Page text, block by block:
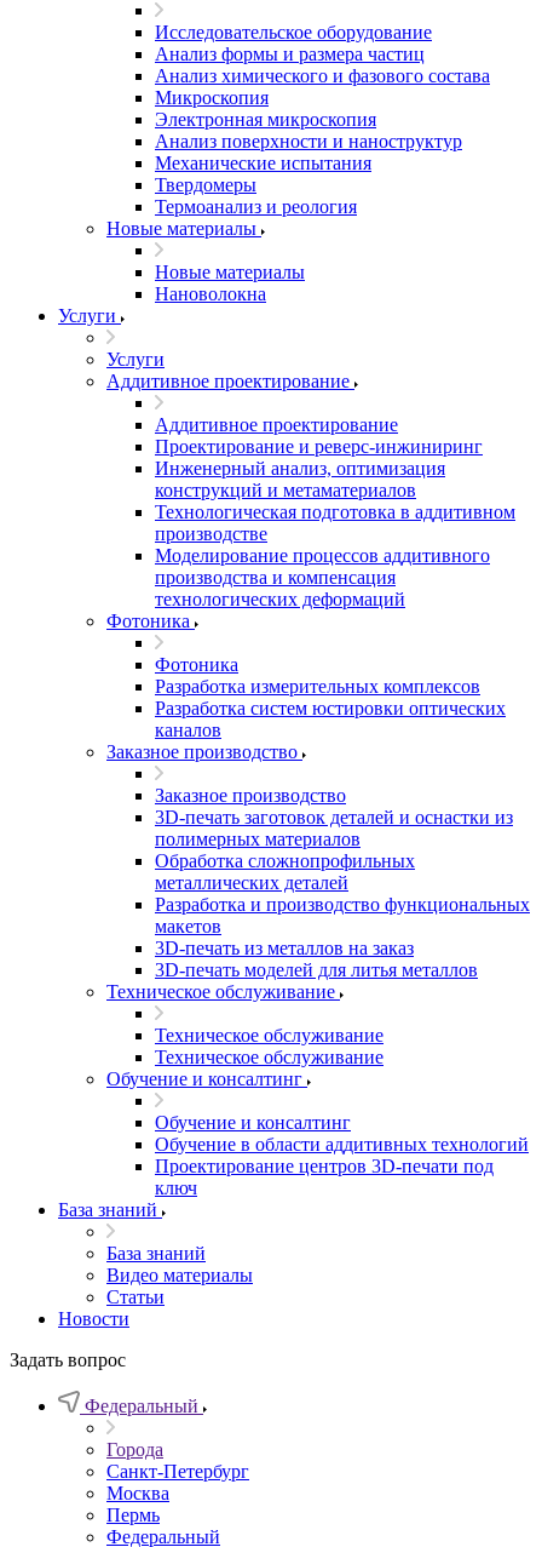
Исследовательское оборудование
Анализ формы и размера частиц
Анализ химического и фазового состава
Микроскопия
Электронная микроскопия
Анализ поверхности и наноструктур
Механические испытания
Твердомеры
Термоанализ и реология
Новые материалы
Новые материалы
Нановолокна
Услуги
Услуги
Аддитивное проектирование
Аддитивное проектирование
Проектирование и реверс-инжиниринг
Инженерный анализ, оптимизация
конструкций и метаматериалов
Технологическая подготовка в аддитивном
производстве
Моделирование процессов аддитивного
производства и компенсация
технологических деформаций
Фотоника
Фотоника
Разработка измерительных комплексов
Разработка систем юстировки оптических
каналов
Заказное производство
Заказное производство
3D-печать заготовок деталей и оснастки из
полимерных материалов
Обработка сложнопрофильных
металлических деталей
Разработка и производство функциональных
макетов
3D-печать из металлов на заказ
3D-печать моделей для литья металлов
Техническое обслуживание
Техническое обслуживание
Техническое обслуживание
Обучение и консалтинг
Обучение и консалтинг
Обучение в области аддитивных технологий
Проектирование центров 3D-печати под
ключ
База знаний
База знаний
Видео материалы
Статьи
Новости
Задать вопрос
Федеральный
Города
Санкт-Петербург
Москва
Пермь
Федеральный